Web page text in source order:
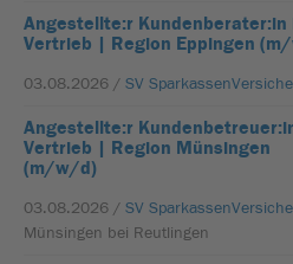
Angestellte:r Kundenberater:in
Vertrieb | Region Eppingen
03.08.2026 / SV
Angestellte:r
Vertrieb | Region Münsingen
(m/w/d)
03.08.2026 / SV
Münsingen bei Reutlingen